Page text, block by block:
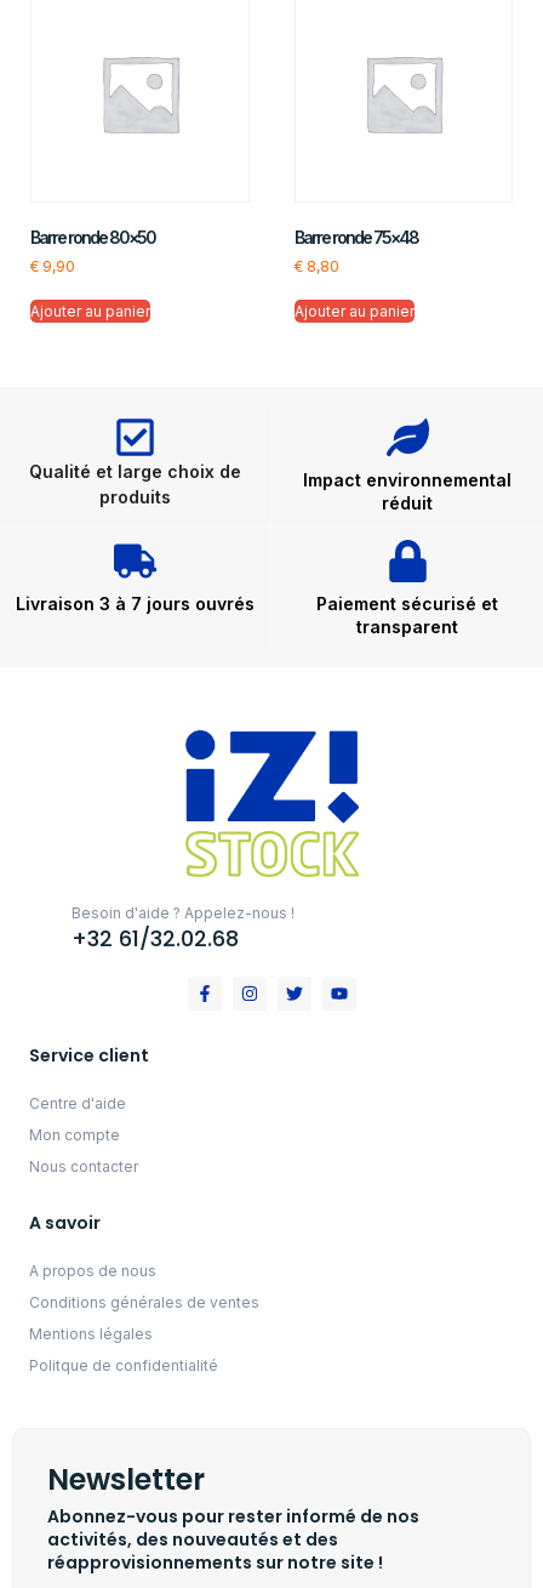
Barre ronde 80×50
€ 9,90
Ajouter au panier
Barre ronde 75×48
€8,80
Ajouter au panier
Qualité et large choix de
produits
Impact environnemental
réduit
Livraison 3 à 7 jours ouvrés
Paiement sécurisé et
transparent
Besoin d'aide ? Appelez-nous !
+32 61/32.02.68
Service client
Centre d'aide
Mon compte
Nous contacter
A savoir
A propos de nous
Conditions générales de ventes
Mentions légales
Politque de confidentialité
Newsletter
Abonnez-vous pour rester informé de nos
activités, des nouveautés et des
réapprovisionnements sur notre site !